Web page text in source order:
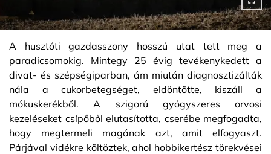
A husztóti gazdasszony hosszú utat tett meg a
paradicsomokig. Mintegy 25 évig tevékenykedett a
divat- és szépségiparban, ám miután diagnosztizálták
nála a cukorbetegséget, eldöntötte, kiszáll a
mókuskerékből. A szigorú gyógyszeres orvosi
kezeléseket csípőből elutasította, cserébe megfogadta,
hogy megtermeli magának azt, amit elfogyaszt.
Párjával vidékre költöztek, ahol hobbikertész törekvései